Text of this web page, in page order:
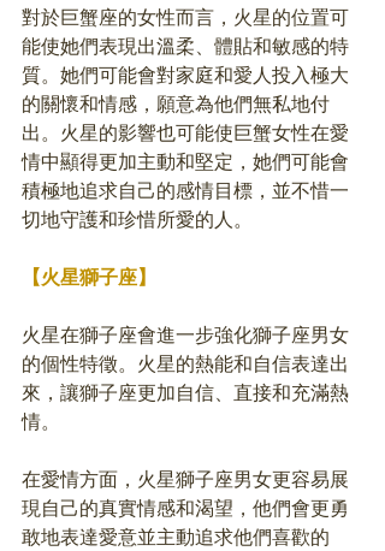
對於巨蟹座的女性而言，火星的位置可
能使她們表現出溫柔、體貼和敏感的特
質。她們可能會對家庭和愛人投入極大
的關懷和情感，願意為他們無私地付
出。火星的影響也可能使巨蟹女性在愛
情中顯得更加主動和堅定，她們可能會
積極地追求自己的感情目標，並不惜一
切地守護和珍惜所愛的人。
【火星獅子座】
火星在獅子座會進一步強化獅子座男女
的個性特徵。火星的熱能和自信表達出
來，讓獅子座更加自信、直接和充滿熱
情。
在愛情方面，火星獅子座男女更容易展
現自己的真實情感和渴望，他們會更勇
敢地表達愛意並主動追求他們喜歡的